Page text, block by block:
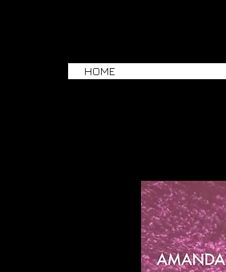
HOME